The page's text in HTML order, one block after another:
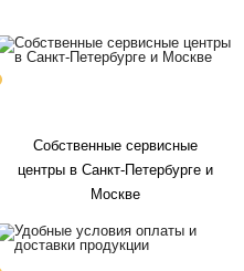
Собственные сервисные
центры в Санкт-Петербурге и
Москве